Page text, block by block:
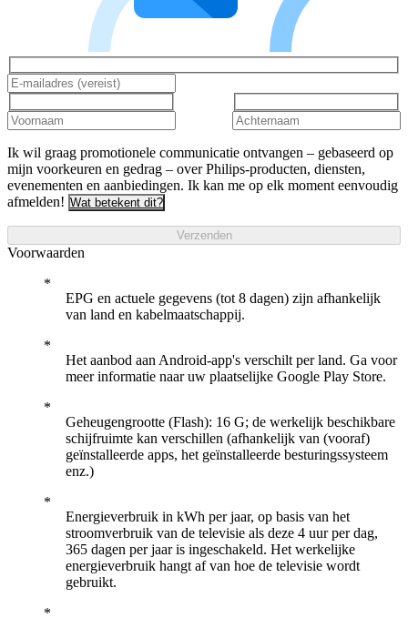
Ik wil graag promotionele communicatie ontvangen – gebaseerd op
mijn voorkeuren en gedrag – over Philips-producten, diensten,
evenementen en aanbiedingen. Ik kan me op elk moment eenvoudig
afmelden! Wat betekent dit?
Verzenden
Voorwaarden
EPG en actuele gegevens (tot 8 dagen) zijn afhankelijk
van land en kabelmaatschappij.
Het aanbod aan Android-app's verschilt per land. Ga voor
meer informatie naar uw plaatselijke Google Play Store.
Geheugengrootte (Flash): 16 G; de werkelijk beschikbare
schijfruimte kan verschillen (afhankelijk van (vooraf)
geïnstalleerde apps, het geïnstalleerde besturingssysteem
enz.)
Energieverbruik in kWh per jaar, op basis van het
stroomverbruik van de televisie als deze 4 uur per dag,
365 dagen per jaar is ingeschakeld. Het werkelijke
energieverbruik hangt af van hoe de televisie wordt
gebruikt.